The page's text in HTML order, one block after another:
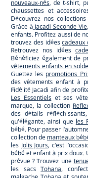
nouveaux-nés, de t-shirt,
chaussettes et
Découvrez nos
Grâce à Jacadi Seconde Vie
enfants. Profitez aussi de
trouvez des idéescadeaux
Retrouvez nos idées
Bénéficiez également de
vêtements enfants en
Guettez les promotions
des vêtements enfant à
Fidélité Jacadi afin de
Les Essentielset ses
marque, la collection
des détails
qu'élégante, ainsi que les
bébé. Pour passer
collection de manteaux
les Jolis Jours, c’est
bébé et enfant à prix doux.
prévue ? Trouvez une
les sacsTohana,